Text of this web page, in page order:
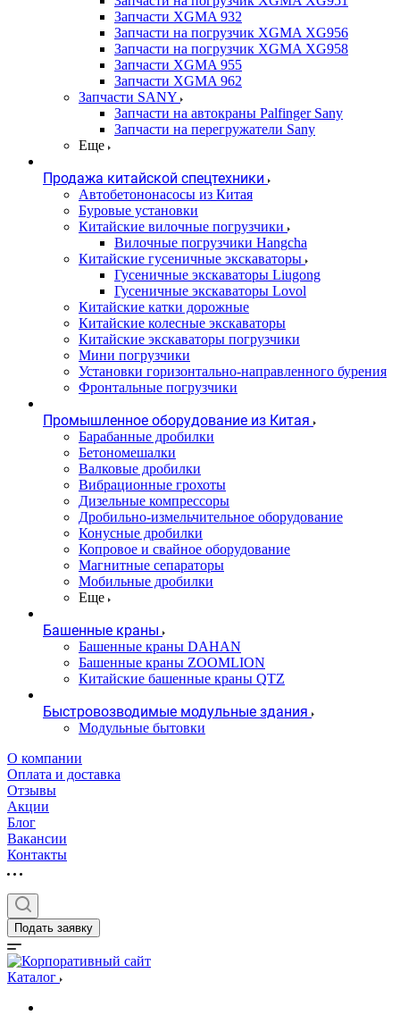
Запчасти XGMA 932
Запчасти на погрузчик XGMA XG956
Запчасти на погрузчик XGMA XG958
Запчасти XGMA 955
Запчасти XGMA 962
Запчасти SANY
Запчасти на автокраны Palfinger Sany
Запчасти на перегружатели Sany
Еще
Продажа китайской спецтехники
Автобетононасосы из Китая
Буровые установки
Китайские вилочные погрузчики
Вилочные погрузчики Hangcha
Китайские гусеничные экскаваторы
Гусеничные экскаваторы Liugong
Гусеничные экскаваторы Lovol
Китайские катки дорожные
Китайские колесные экскаваторы
Китайские экскаваторы погрузчики
Мини погрузчики
Установки горизонтально-направленного бурения
Фронтальные погрузчики
Промышленное оборудование из Китая
Барабанные дробилки
Бетономешалки
Валковые дробилки
Вибрационные грохоты
Дизельные компрессоры
Дробильно-измельчительное оборудование
Конусные дробилки
Копровое и свайное оборудование
Магнитные сепараторы
Мобильные дробилки
Еще
Башенные краны
Башенные краны DAHAN
Башенные краны ZOOMLION
Китайские башенные краны QTZ
Быстровозводимые модульные здания
Модульные бытовки
О компании
Оплата и доставка
Отзывы
Акции
Блог
Вакансии
Контакты
Подать заявку
Каталог